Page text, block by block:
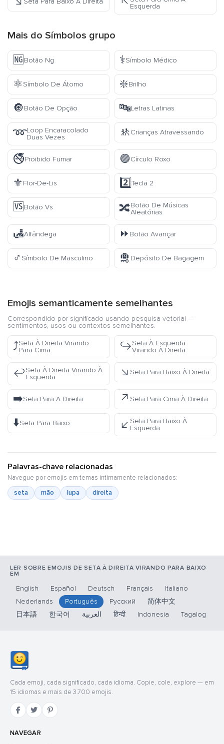
↖️ Esquerda
Mais do Símbolos grupo
🆖 Botão Ng ⚕️Símbolo Médico
⚛️ Símbolo De Átomo ❇️Brilho
🔘Botão De Opção 🔤Letras Latinas
➿Loop Encaracolado
Duas Vezes
🚸Crianças Atravessando
🚭Proibido Fumar 🟣Círculo Roxo
⚜️ Flor-De-Lis 2️⃣Tecla 2
🆚 Botão Vs 🔀Botão De Músicas
Aleatórias
🛃Alfândega ⏩ Botão Avançar
♂️ Símbolo De Masculino 🛅 Depósito De Bagagem
Emojis semanticamente semelhantes
Correspondido por significado usando pesquisa vetorial —
sentimentos, usos ou contextos semelhantes.
⤴️Seta À Direita Virando
Para Cima
↪️Seta À Esquerda
Virando À Direita
↩️Seta À Direita Virando À
Esquerda
↘️ Seta Para Baixo À Direita
➡️Seta Para A Direita ↗️ Seta Para Cima À Direita
⬇️Seta Para Baixo ↙️ Seta Para Baixo À
Esquerda
Palavras-chave relacionadas
Navegue por emojis em temas intimamente relacionados:
seta
mão lupa direita
LER SOBRE EMOJIS DE SETA À DIREITA VIRANDO PARA BAIXO
EM
English Español Deutsch Français
Italiano
Nederlands
Português Русский
简体中文
日本語
한국어 العربية हिन्दी Indonesia Tagalog
Cada emoji, cada significado, cada idioma. Copie, cole, explore — em
15 idiomas e mais de 3.700 emojis.
NAVEGAR